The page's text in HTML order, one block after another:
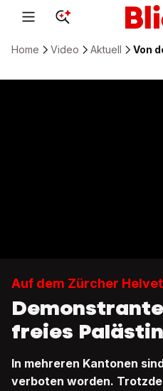
Home Video Aktuell Von
Auf dem Zürcher
freies
In mehreren Kantonen
verboten worden.